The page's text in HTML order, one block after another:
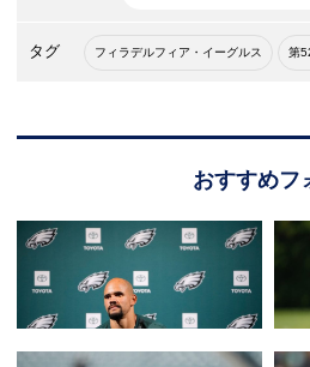
タグ フィラデルフィア・イーグルス 第
おすすめフ